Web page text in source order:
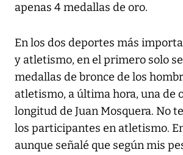
apenas 4 medallas de oro.
En los dos deportes más
y atletismo, en el primero solo
medallas de bronce de los
atletismo, a última hora, una de
longitud de Juan Mosquera. No
los participantes en atletismo.
aunque señalé que según mis